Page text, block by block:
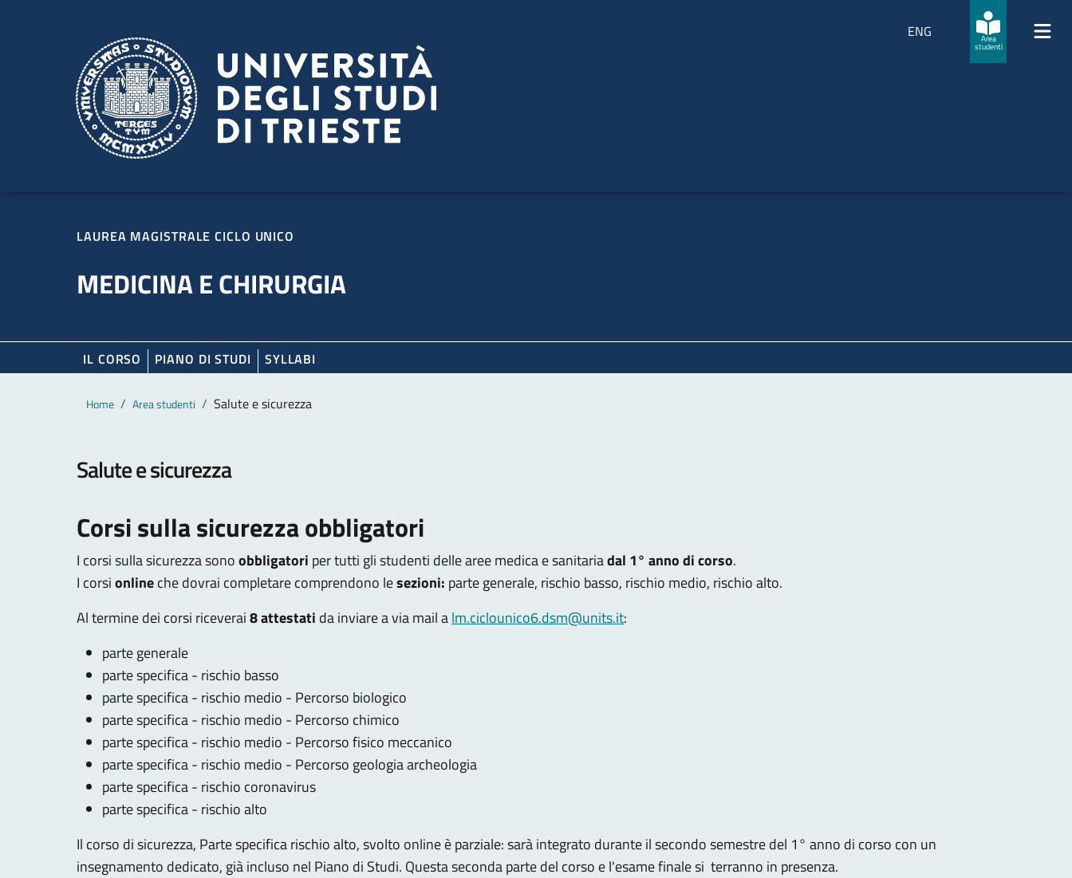
ENG
Area
studenti
LAUREA MAGISTRALE CICLO UNICO
MEDICINA E CHIRURGIA
IL CORSO PIANO DI STUDI SYLLABI
Contenuto principale
Breadcrumb
Home Area studenti Salute e sicurezza
Salute e sicurezza
Corsi sulla sicurezza obbligatori
I corsi sulla sicurezza sonoobbligatori per tutti gli studenti delle aree medica e sanitariadal 1° anno di corso.
I corsionlineche dovrai completare comprendono lesezioni: parte generale, rischio basso, rischio medio, rischio alto.
Al termine dei corsi riceverai8 attestati da inviare a via mail alm.ciclounico6.dsm@units.it:
parte generale
parte specifica - rischio basso
parte specifica - rischio medio - Percorso biologico
parte specifica - rischio medio - Percorso chimico
parte specifica - rischio medio - Percorso fisico meccanico
parte specifica - rischio medio - Percorso geologia archeologia
parte specifica - rischio coronavirus
parte specifica - rischio alto
Il corso di sicurezza, Parte specifica rischio alto, svolto online è parziale: sarà integrato durante il secondo semestre del 1° anno di corso con un
insegnamento dedicato, già incluso nel Piano di Studi. Questa seconda parte del corso e l'esame finale si terranno in presenza.